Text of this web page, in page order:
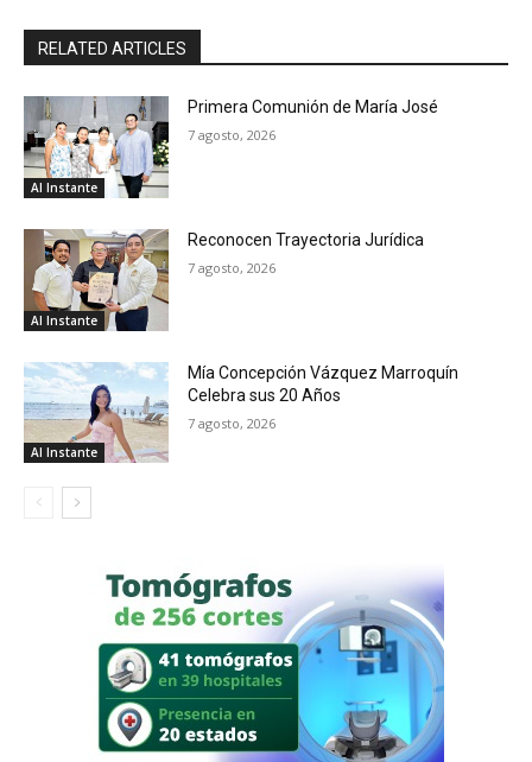
RELATED ARTICLES
Al Instante
Primera Comunión de María José
7 agosto, 2026
Al Instante
Reconocen Trayectoria Jurídica
7 agosto, 2026
Al Instante
Mía Concepción Vázquez Marroquín
Celebra sus 20 Años
7 agosto, 2026